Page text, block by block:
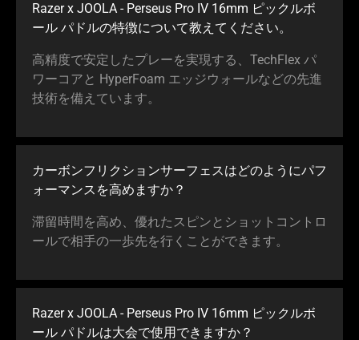
the
animation.
Razer x JOOLA - Perseus Pro IV 16mm ピックルボ
ール パドルの特徴について教えてください。
高精度で安定したプレーを実現する、TechFlex パ
ワーコアと HyperFoam エッジウォールなどの先進
技術を備えてい ます。
カーボンフリクションサーフェスはどのようにパフ
ォーマンスを高めま すか ？
滞留時間を高め、優れたスピンとショットコントロ
ールで相手の一歩先を行くことができ ます。
Razer x JOOLA - Perseus Pro IV 16mm ピックルボ
ール パドルは大会で使用できま すか ？